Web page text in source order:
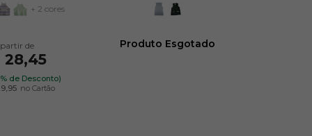
+ 2 cores
28,45
de Desconto)
no Cartão
Produto Esgotado